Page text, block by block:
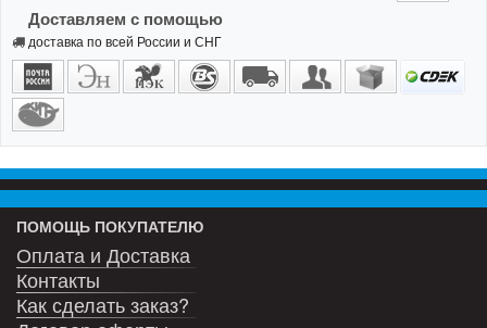
Доставляем с помощью
доставка по всей России и СНГ
ПОМОЩЬ ПОКУПАТЕЛЮ
Оплата и Доставка
Контакты
Как сделать заказ?